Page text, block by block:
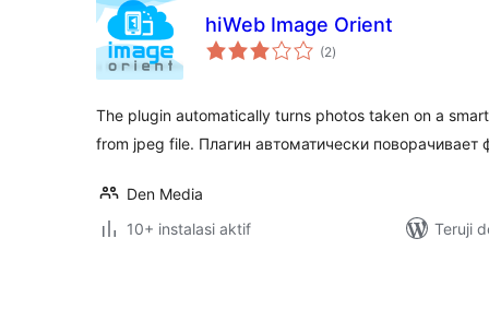
hiWeb Image Orient
(2total
rating
)
The plugin automatically turns photos taken on a
from jpeg file. Плагин автоматически поворачивает
Den Media
10+ instalasi aktif
Teruji